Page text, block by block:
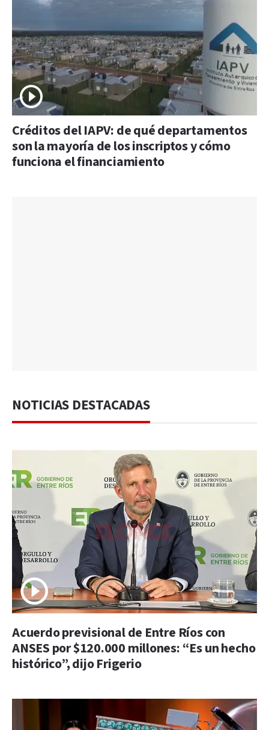
Créditos del IAPV: de qué departamentos
son la mayoría de los inscriptos y cómo
funciona el financiamiento
NOTICIAS DESTACADAS
Acuerdo previsional de Entre Ríos con
ANSES por $120.000 millones: “Es un hecho
histórico”, dijo Frigerio